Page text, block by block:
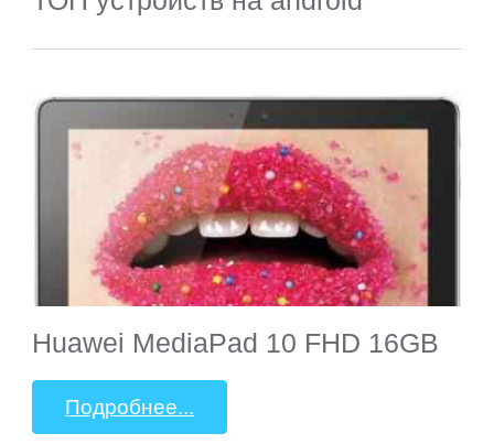
Huawei MediaPad 10 FHD 16GB
Подробнее...